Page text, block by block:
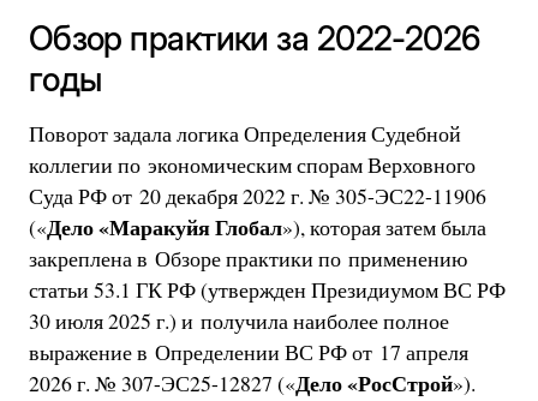
Обзор практики за 2022-2026
годы
Поворот задала логика Определения Судебной
коллегии по экономическим спорам Верховного
Суда РФ от 20 декабря 2022 г. № 305-ЭС22-11906
(«Дело «Маракуйя Глобал»), которая затем была
закреплена в Обзоре практики по применению
статьи 53.1 ГК РФ (утвержден Президиумом ВС РФ
30 июля 2025 г.) и получила наиболее полное
выражение в Определении ВС РФ от 17 апреля
2026 г. № 307-ЭС25-12827 («Дело «РосСтрой»).